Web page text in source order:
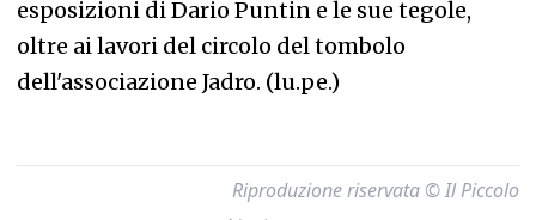
esposizioni di Dario Puntin e le sue tegole,
oltre ai lavori del circolo del tombolo
dell'associazione Jadro. (lu.pe.)
Riproduzione riservata © Il Piccolo